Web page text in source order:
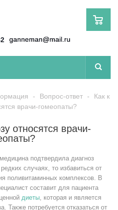
ganneman@mail.ru
- Вопрос-ответ -
Как к
врачи-гомеопаты?
относятся врачи-
подтвердила диагноз
случаях, то избавиться от
поливитаминных комплексов. В
составит для пациента
диеты, которая и является
Также потребуется отказаться от